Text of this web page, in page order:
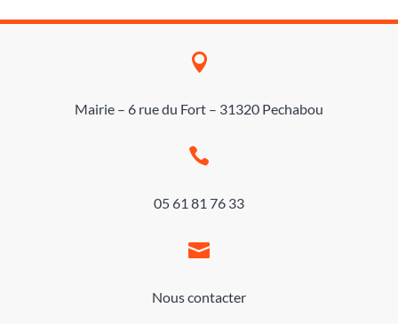

Mairie – 6 rue du Fort – 31320 Pechabou

05 61 81 76 33

Nous contacter